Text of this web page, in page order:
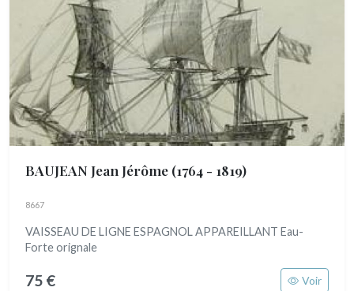
BAUJEAN Jean Jérôme (1764 - 1819)
8667
VAISSEAU DE LIGNE ESPAGNOL APPAREILLANT Eau-
Forte orignale
75 € Voir